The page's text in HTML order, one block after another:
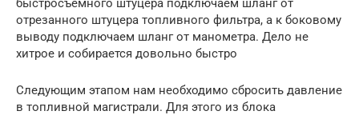
быстросъёмного штуцера подключаем шланг от
отрезанного штуцера топливного фильтра, а к боковому
выводу подключаем шланг от манометра. Дело не
хитрое и собирается довольно быстро
Следующим этапом нам необходимо сбросить давление
в топливной магистрали. Для этого из блока